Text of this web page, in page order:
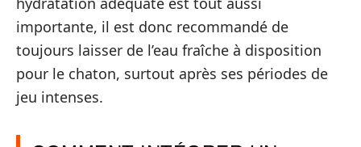
importante, il est donc recommandé de
toujours laisser de l’eau fraîche à disposition
pour le chaton, surtout après ses périodes de
jeu intenses.